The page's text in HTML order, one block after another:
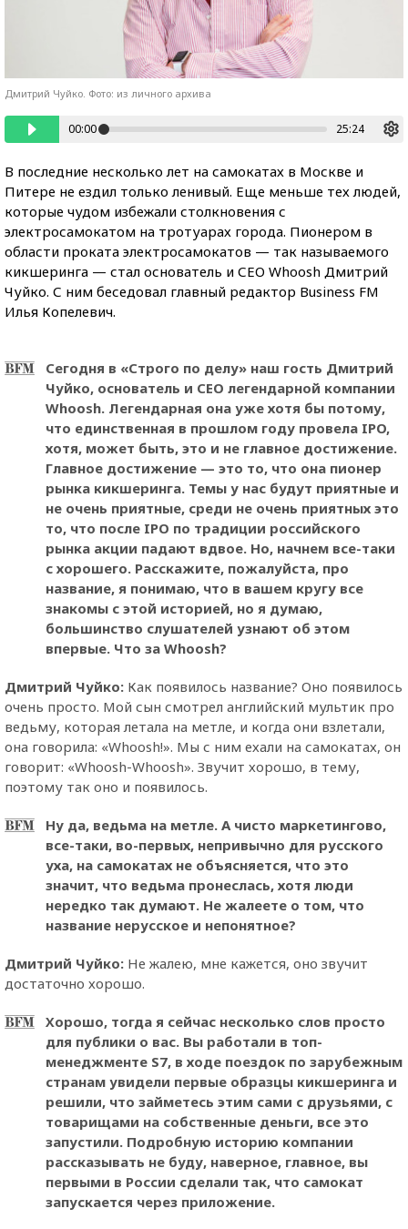
Дмитрий Чуйко. Фото: из личного архива
00:00 25:24
В последние несколько лет на самокатах в Москве и
Питере не ездил только ленивый. Еще меньше тех людей,
которые чудом избежали столкновения с
электросамокатом на тротуарах города. Пионером в
области проката электросамокатов — так называемого
кикшеринга — стал основатель и СEO Whoosh Дмитрий
Чуйко. С ним беседовал главный редактор Business FM
Илья Копелевич.
Сегодня в «Строго по делу» наш гость Дмитрий
Чуйко, основатель и СEO легендарной компании
Whoosh. Легендарная она уже хотя бы потому,
что единственная в прошлом году провела IPO,
хотя, может быть, это и не главное достижение.
Главное достижение — это то, что она пионер
рынка кикшеринга. Темы у нас будут приятные и
не очень приятные, среди не очень приятных это
то, что после IPO по традиции российского
рынка акции падают вдвое. Но, начнем все-таки
с хорошего. Расскажите, пожалуйста, про
название, я понимаю, что в вашем кругу все
знакомы с этой историей, но я думаю,
большинство слушателей узнают об этом
впервые. Что за Whoosh?
Дмитрий Чуйко: Как появилось название? Оно появилось
очень просто. Мой сын смотрел английский мультик про
ведьму, которая летала на метле, и когда они взлетали,
она говорила: «Whoosh!». Мы с ним ехали на самокатах, он
говорит: «Whoosh-Whoosh». Звучит хорошо, в тему,
поэтому так оно и появилось.
Ну да, ведьма на метле. А чисто маркетингово,
все-таки, во-первых, непривычно для русского
уха, на самокатах не объясняется, что это
значит, что ведьма пронеслась, хотя люди
нередко так думают. Не жалеете о том, что
название нерусское и непонятное?
Дмитрий Чуйко: Не жалею, мне кажется, оно звучит
достаточно хорошо.
Хорошо, тогда я сейчас несколько слов просто
для публики о вас. Вы работали в топ-
менеджменте S7, в ходе поездок по зарубежным
странам увидели первые образцы кикшеринга и
решили, что займетесь этим сами с друзьями, с
товарищами на собственные деньги, все это
запустили. Подробную историю компании
рассказывать не буду, наверное, главное, вы
первыми в России сделали так, что самокат
запускается через приложение.